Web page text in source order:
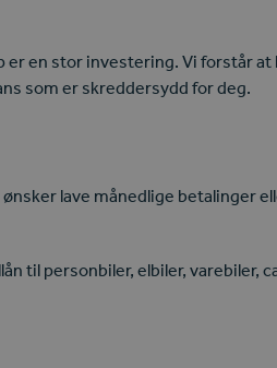
er en stor investering. Vi forstår
som er skreddersydd for deg.
lave månedlige betalinger
til personbiler, elbiler, varebiler,